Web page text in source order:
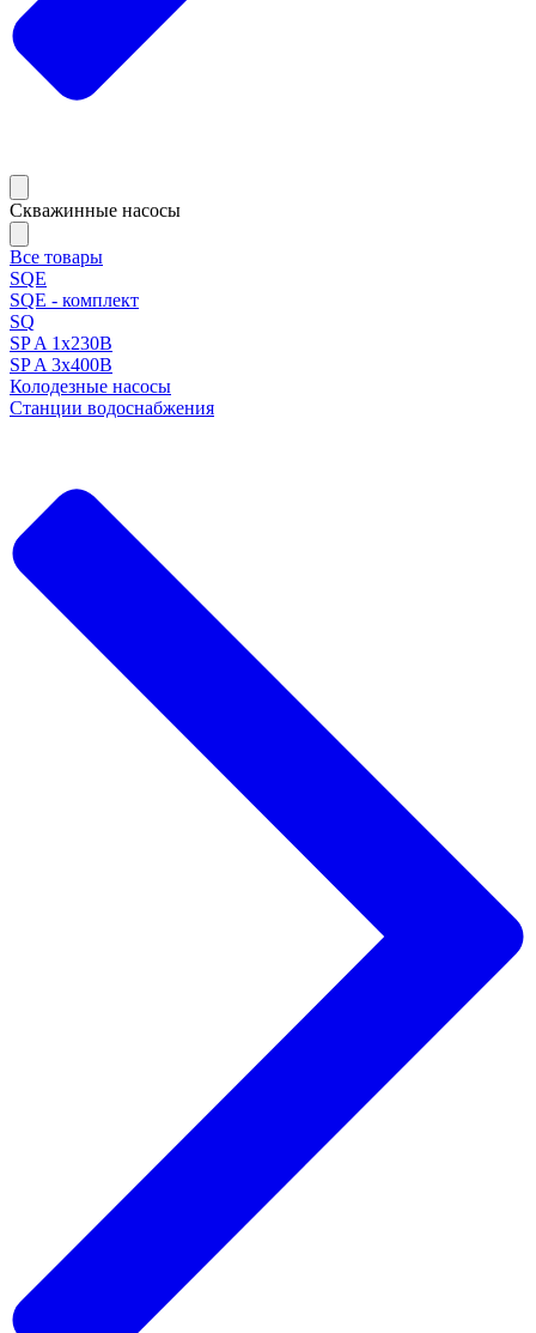
Скважинные насосы
Все товары
SQE
SQE - комплект
SQ
SP A 1x230В
SP A 3x400В
Колодезные насосы
Станции водоснабжения